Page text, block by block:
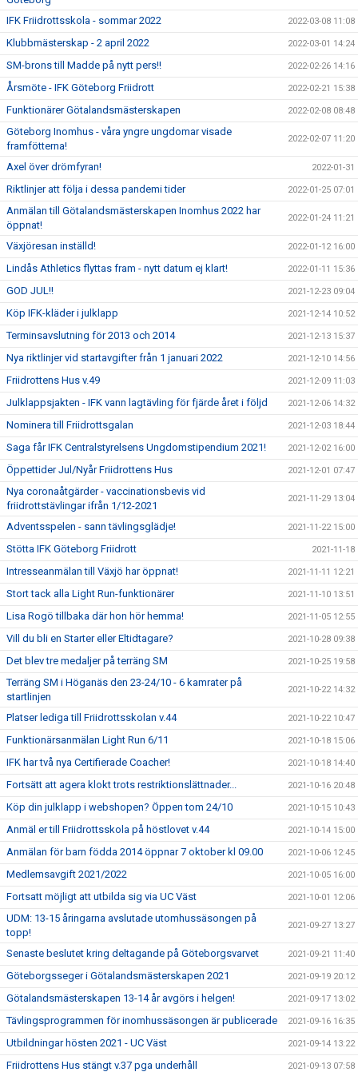
IFK Friidrottsskola - sommar 2022
2022-03-08 11:08
Klubbmästerskap - 2 april 2022 2022-03-01 14:24
SM-brons till Madde på nytt pers!! 2022-02-26 14:16
Årsmöte - IFK Göteborg Friidrott 2022-02-21 15:38
Funktionärer Götalandsmästerskapen 2022-02-08 08:48
Göteborg Inomhus - våra yngre ungdomar visade
framfötterna!
2022-02-07 11:20
Axel över drömfyran! 2022-01-31
Riktlinjer att följa i dessa pandemi tider 2022-01-25 07:01
Anmälan till Götalandsmästerskapen Inomhus 2022 har
öppnat!
2022-01-24 11:21
Växjöresan inställd! 2022-01-12 16:00
Lindås Athletics flyttas fram - nytt datum ej klart! 2022-01-11 15:36
GOD JUL!! 2021-12-23 09:04
Köp IFK-kläder i julklapp 2021-12-14 10:52
Terminsavslutning för 2013 och 2014 2021-12-13 15:37
Nya riktlinjer vid startavgifter från 1 januari 2022 2021-12-10 14:56
Friidrottens Hus v.49 2021-12-09 11:03
Julklappsjakten - IFK vann lagtävling för fjärde året i följd 2021-12-06 14:32
Nominera till Friidrottsgalan 2021-12-03 18:44
Saga får IFK Centralstyrelsens Ungdomstipendium 2021! 2021-12-02 16:00
Öppettider Jul/Nyår Friidrottens Hus 2021-12-01 07:47
Nya coronaåtgärder - vaccinationsbevis vid
friidrottstävlingar ifrån 1/12-2021
2021-11-29 13:04
Adventsspelen - sann tävlingsglädje! 2021-11-22 15:00
Stötta IFK Göteborg Friidrott 2021-11-18
Intresseanmälan till Växjö har öppnat! 2021-11-11 12:21
Stort tack alla Light Run-funktionärer 2021-11-10 13:51
Lisa Rogö tillbaka där hon hör hemma! 2021-11-05 12:55
Vill du bli en Starter eller Eltidtagare? 2021-10-28 09:38
Det blev tre medaljer på terräng SM 2021-10-25 19:58
Terräng SM i Höganäs den 23-24/10 - 6 kamrater på
startlinjen
2021-10-22 14:32
Platser lediga till Friidrottsskolan v.44 2021-10-22 10:47
Funktionärsanmälan Light Run 6/11 2021-10-18 15:06
IFK har två nya Certifierade Coacher! 2021-10-18 14:40
Fortsätt att agera klokt trots restriktionslättnader... 2021-10-16 20:48
Köp din julklapp i webshopen? Öppen tom 24/10 2021-10-15 10:43
Anmäl er till Friidrottsskola på höstlovet v.44 2021-10-14 15:00
Anmälan för barn födda 2014 öppnar 7 oktober kl 09.00 2021-10-06 12:45
Medlemsavgift 2021/2022 2021-10-05 16:00
Fortsatt möjligt att utbilda sig via UC Väst 2021-10-01 12:06
UDM: 13-15 åringarna avslutade utomhussäsongen på
topp!
2021-09-27 13:27
Senaste beslutet kring deltagande på Göteborgsvarvet 2021-09-21 11:40
Göteborgsseger i Götalandsmästerskapen 2021 2021-09-19 20:12
Götalandsmästerskapen 13-14 år avgörs i helgen! 2021-09-17 13:02
Tävlingsprogrammen för inomhussäsongen är publicerade 2021-09-16 16:35
Utbildningar hösten 2021 - UC Väst 2021-09-14 13:22
Friidrottens Hus stängt v.37 pga underhåll 2021-09-13 07:58